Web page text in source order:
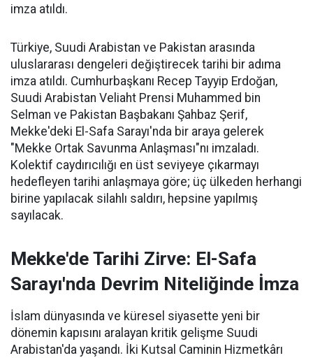
imza atıldı.
Türkiye, Suudi Arabistan ve Pakistan arasında
uluslararası dengeleri değiştirecek tarihi bir adıma
imza atıldı. Cumhurbaşkanı Recep Tayyip Erdoğan,
Suudi Arabistan Veliaht Prensi Muhammed bin
Selman ve Pakistan Başbakanı Şahbaz Şerif,
Mekke'deki El-Safa Sarayı'nda bir araya gelerek
"Mekke Ortak Savunma Anlaşması"nı imzaladı.
Kolektif caydırıcılığı en üst seviyeye çıkarmayı
hedefleyen tarihi anlaşmaya göre; üç ülkeden herhangi
birine yapılacak silahlı saldırı, hepsine yapılmış
sayılacak.
Mekke'de Tarihi Zirve: El-Safa
Sarayı'nda Devrim Niteliğinde İmza
İslam dünyasında ve küresel siyasette yeni bir
dönemin kapısını aralayan kritik gelişme Suudi
Arabistan'da yaşandı. İki Kutsal Caminin Hizmetkârı